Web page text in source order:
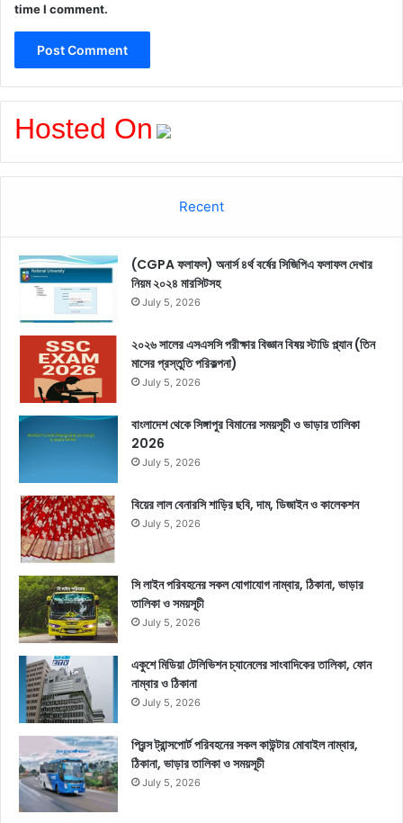
time I comment.
Hosted On
Recent
(CGPA ফলাফল) অনার্স ৪র্থ বর্ষের সিজিপিএ ফলাফল দেখার
নিয়ম ২০২৪ মারসিটসহ
July 5, 2026
২০২৬ সালের এসএসসি পরীক্ষার বিজ্ঞান বিষয় স্টাডি প্ল্যান (তিন
মাসের প্রস্তুতি পরিকল্পনা)
July 5, 2026
বাংলাদেশ থেকে সিঙ্গাপুর বিমানের সময়সূচী ও ভাড়ার তালিকা
2026
July 5, 2026
বিয়ের লাল বেনারসি শাড়ির ছবি, দাম, ডিজাইন ও কালেকশন
July 5, 2026
সি লাইন পরিবহনের সকল যোগাযোগ নাম্বার, ঠিকানা, ভাড়ার
তালিকা ও সময়সূচী
July 5, 2026
একুশে মিডিয়া টেলিভিশন চ্যানেলের সাংবাদিকের তালিকা, ফোন
নাম্বার ও ঠিকানা
July 5, 2026
প্রিন্স ট্রান্সপোর্ট পরিবহনের সকল কাউন্টার মোবাইল নাম্বার,
ঠিকানা, ভাড়ার তালিকা ও সময়সূচী
July 5, 2026